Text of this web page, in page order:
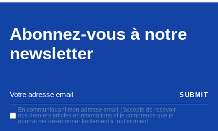
Abonnez-vous à notre
newsletter
En communiquant mon adresse email, j'accepte de recevoir
nos derniers articles et informations et je comprends que je
pourrai me désabonner facilement à tout moment
SUBMIT